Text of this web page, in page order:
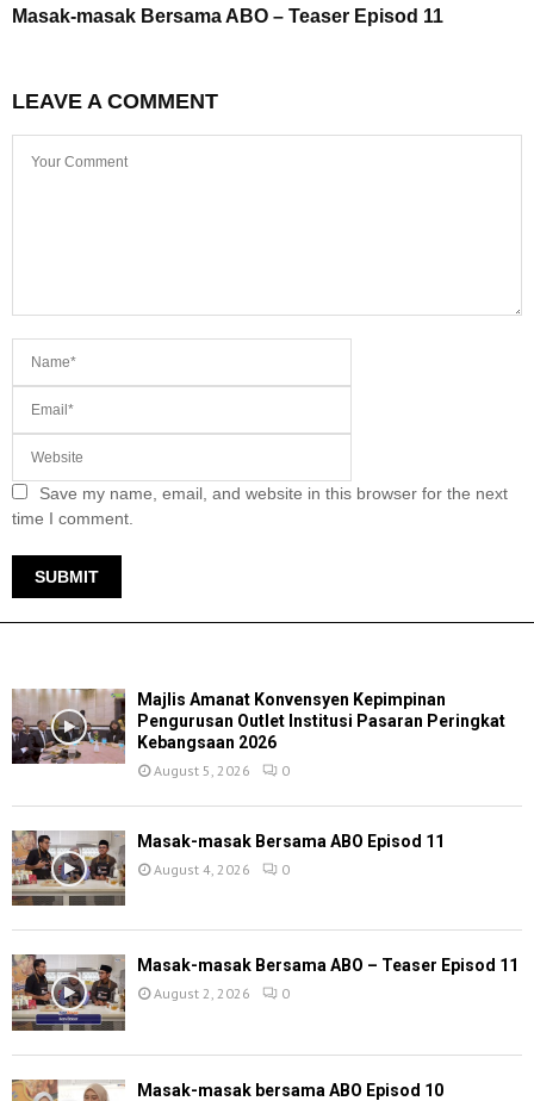
Masak-masak Bersama ABO – Teaser Episod 11
LEAVE A COMMENT
Save my name, email, and website in this browser for the next
time I comment.
Majlis Amanat Konvensyen Kepimpinan
Pengurusan Outlet Institusi Pasaran Peringkat
Kebangsaan 2026
August 5, 2026 0
Masak-masak Bersama ABO Episod 11
August 4, 2026 0
Masak-masak Bersama ABO – Teaser Episod 11
August 2, 2026 0
Masak-masak bersama ABO Episod 10